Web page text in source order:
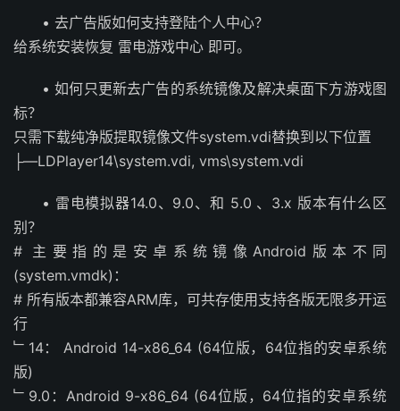
• 去广告版如何支持登陆个人中心？
给系统安装恢复 雷电游戏中心 即可。
• 如何只更新去广告的系统镜像及解决桌面下方游戏图
标？
只需下载纯净版提取镜像文件system.vdi替换到以下位置
├—LDPlayer14\system.vdi, vms\system.vdi
• 雷电模拟器14.0、9.0、和 5.0 、3.x 版本有什么区
别？
# 主要指的是安卓系统镜像Android版本不同
(system.vmdk)：
# 所有版本都兼容ARM库，可共存使用支持各版无限多开运
行
﹂14： Android 14-x86_64 (64位版，64位指的安卓系统
版)
﹂9.0：Android 9-x86_64 (64位版，64位指的安卓系统